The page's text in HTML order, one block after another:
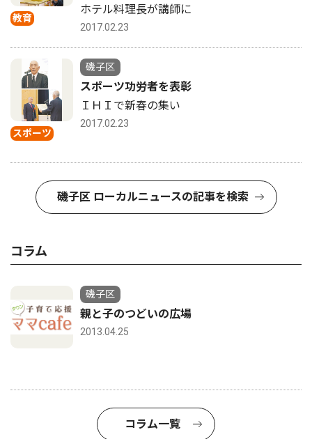
教育
ホテル料理長が講師に
2017.02.23
スポーツ
磯子区
スポーツ功労者を表彰
ＩＨＩで新春の集い
2017.02.23
磯子区 ローカルニュースの記事を検索
コラム
磯子区
親と子のつどいの広場
2013.04.25
コラム一覧